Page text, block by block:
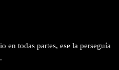
en todas partes, ese la perseguía